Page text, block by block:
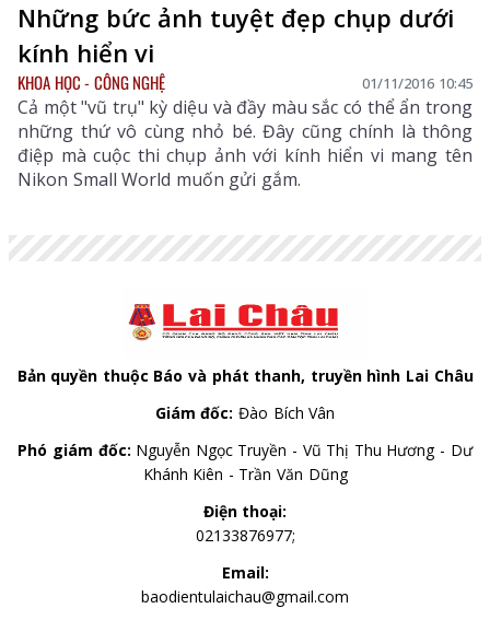
Những bức ảnh tuyệt đẹp chụp dưới
kính hiển vi
KHOA HỌC - CÔNG NGHỆ 01/11/2016 10:45
Cả một "vũ trụ" kỳ diệu và đầy màu sắc có thể ẩn trong
những thứ vô cùng nhỏ bé. Đây cũng chính là thông
điệp mà cuộc thi chụp ảnh với kính hiển vi mang tên
Nikon Small World muốn gửi gắm.
Bản quyền thuộc Báo và phát thanh, truyền hình Lai Châu
Giám đốc: Đào Bích Vân
Phó giám đốc: Nguyễn Ngọc Truyền - Vũ Thị Thu Hương - Dư
Khánh Kiên - Trần Văn Dũng
Điện thoại:
02133876977;
Email:
baodientulaichau@gmail.com